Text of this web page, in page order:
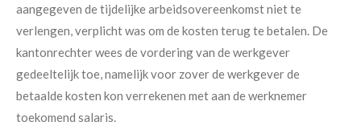
aangegeven de tijdelijke arbeidsovereenkomst niet te
verlengen, verplicht was om de kosten terug te betalen. De
kantonrechter wees de vordering van de werkgever
gedeeltelijk toe, namelijk voor zover de werkgever de
betaalde kosten kon verrekenen met aan de werknemer
toekomend salaris.